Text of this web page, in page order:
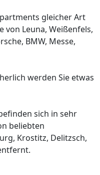
gleicher Art
von Leuna, Weißenfels,
BMW, Messe,
werden Sie etwas
sich in sehr
beliebten
Krostitz, Delitzsch,